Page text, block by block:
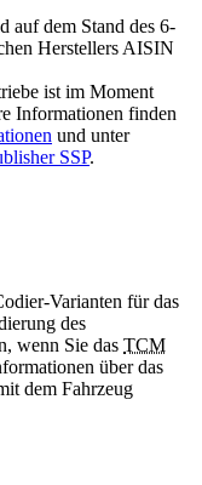
auf dem Stand des 6-
Herstellers AISIN
ist im Moment
Informationen finden
und unter
SSP.
Varianten für das
des
wenn Sie das TCM
über das
dem Fahrzeug